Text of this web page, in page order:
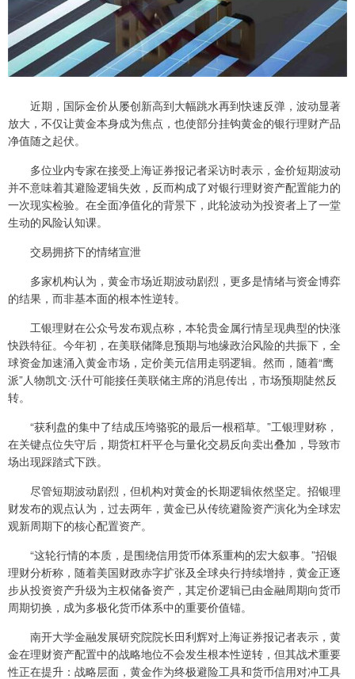
近期，国际金价从屡创新高到大幅跳水再到快速反弹，波动显著
放大，不仅让黄金本身成为焦点，也使部分挂钩黄金的银行理财产品
净值随之起伏。
多位业内专家在接受上海证券报记者采访时表示，金价短期波动
并不意味着其避险逻辑失效，反而构成了对银行理财资产配置能力的
一次现实检验。在全面净值化的背景下，此轮波动为投资者上了一堂
生动的风险认知课。
交易拥挤下的情绪宣泄
多家机构认为，黄金市场近期波动剧烈，更多是情绪与资金博弈
的结果，而非基本面的根本性逆转。
工银理财在公众号发布观点称，本轮贵金属行情呈现典型的快涨
快跌特征。今年初，在美联储降息预期与地缘政治风险的共振下，全
球资金加速涌入黄金市场，定价美元信用走弱逻辑。然而，随着“鹰
派”人物凯文·沃什可能接任美联储主席的消息传出，市场预期陡然反
转。
“获利盘的集中了结成压垮骆驼的最后一根稻草。”工银理财称，
在关键点位失守后，期货杠杆平仓与量化交易反向卖出叠加，导致市
场出现踩踏式下跌。
尽管短期波动剧烈，但机构对黄金的长期逻辑依然坚定。招银理
财发布的观点认为，过去两年，黄金已从传统避险资产演化为全球宏
观新周期下的核心配置资产。
“这轮行情的本质，是围绕信用货币体系重构的宏大叙事。”招银
理财分析称，随着美国财政赤字扩张及全球央行持续增持，黄金正逐
步从投资资产升级为主权储备资产，其定价逻辑已由金融周期向货币
周期切换，成为多极化货币体系中的重要价值锚。
南开大学金融发展研究院院长田利辉对上海证券报记者表示，黄
金在理财资产配置中的战略地位不会发生根本性逆转，但其战术重要
性正在提升：战略层面，黄金作为终极避险工具和货币信用对冲工具